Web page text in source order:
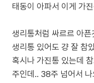
태동이 아파서 이게 가
생리통처럼 싸르르 아
생리통 있어도 걍 잘 참
혹시나 가진통 있는데
주인데.. 38주 넘어서